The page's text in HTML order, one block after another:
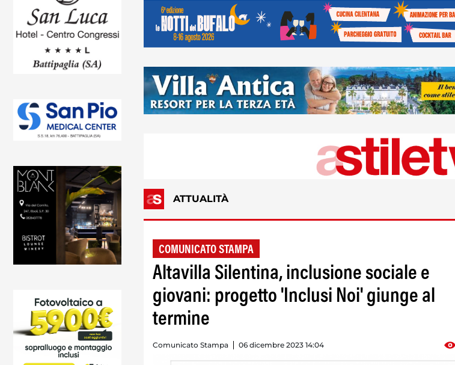
ATTUALITÀ
COMUNICATO STAMPA
Altavilla Silentina, inclusione sociale e
giovani: progetto 'Inclusi Noi' giunge al
termine
Comunicato Stampa 06 dicembre 2023 14:04